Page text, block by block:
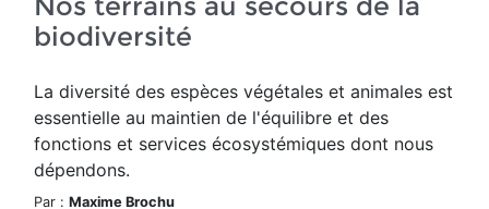
biodiversité
La diversité des espèces végétales et animales est
essentielle au maintien de l'équilibre et des
fonctions et services écosystémiques dont nous
dépendons.
Par : Maxime Brochu